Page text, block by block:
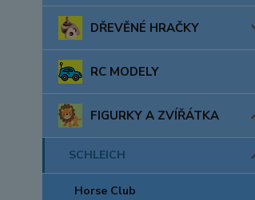
DŘEVĚNÉ HRAČKY
RC MODELY
FIGURKY A ZVÍŘÁTKA
SCHLEICH
Horse Club